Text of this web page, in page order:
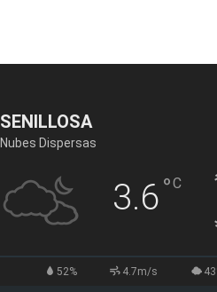
SENILLOSA
Nubes Dispersas
3.6°C
52% 4.7m/s